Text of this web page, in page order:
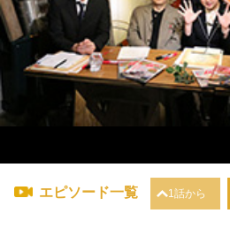
loading...
エピソード一覧 1話から